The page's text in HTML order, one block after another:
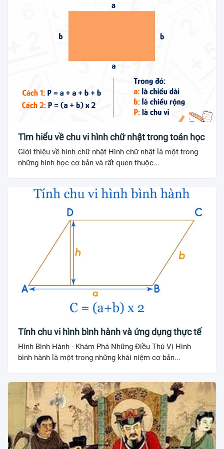
Tìm hiểu về chu vi hình chữ nhật trong toán học
Giới thiệu về hình chữ nhật Hình chữ nhật là một trong
những hình học cơ bản và rất quen thuộc...
Tính chu vi hình bình hành và ứng dụng thực tế
Hình Bình Hành - Khám Phá Những Điều Thú Vị Hình
bình hành là một trong những khái niệm cơ bản...